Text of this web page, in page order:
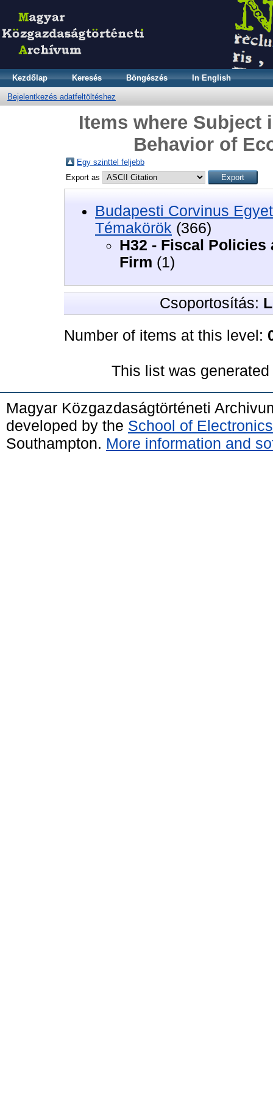
Kezdőlap Keresés Böngészés In English
Bejelentkezés adatfeltöltéshez
Items where Subject
Behavior of
Egy szinttel feljebb
Export as
Budapesti Corvinus
Témakörök (366)
H32 - Fiscal
Firm (1)
Csoportosítás:
Number of items at this level:
This list was
Magyar Közgazdaságtörténeti
developed by the School of
Southampton. More information and